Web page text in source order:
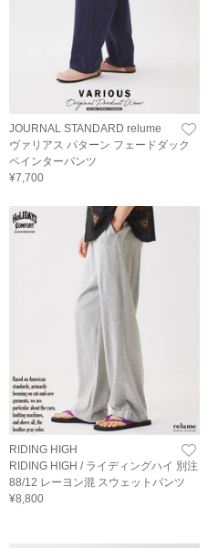
JOURNAL STANDARD relume
ヴァリアス パターン フェードダック
ペインターパンツ
¥7,700
RIDING HIGH
RIDING HIGH / ライディングハイ 別注
88/12 レーヨン混 スウェットパンツ
¥8,800